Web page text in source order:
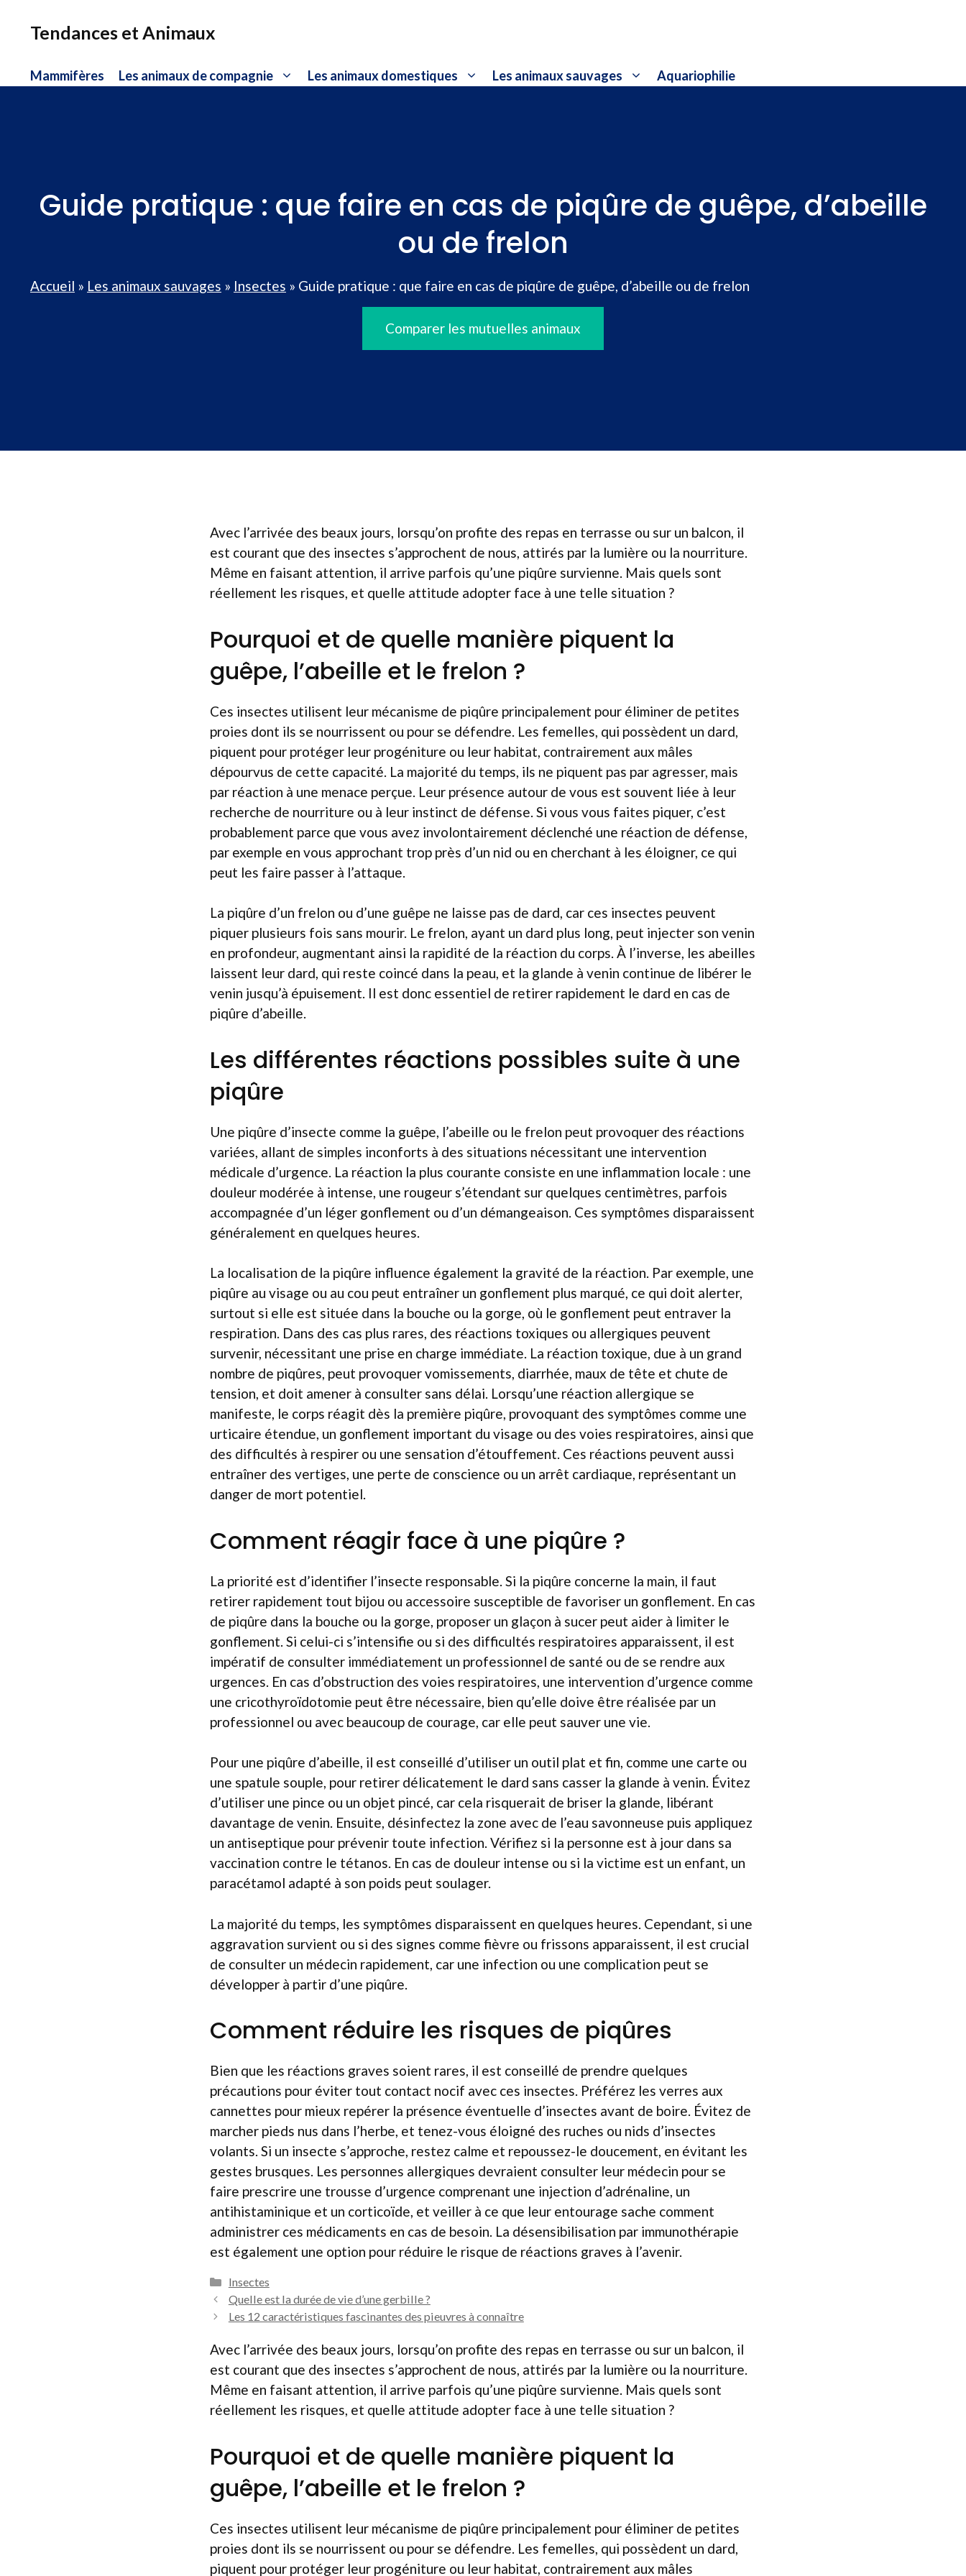
Tendances et Animaux
Mammifères Les animaux de compagnie Les animaux domestiques Les animaux sauvages Aquariophilie
Guide pratique : que faire en cas de piqûre de guêpe, d’abeille
ou de frelon
Accueil » Les animaux sauvages » Insectes » Guide pratique : que faire en cas de piqûre de guêpe, d’abeille ou de frelon
Comparer les mutuelles animaux
Avec l’arrivée des beaux jours, lorsqu’on profite des repas en terrasse ou sur un balcon, il
est courant que des insectes s’approchent de nous, attirés par la lumière ou la nourriture.
Même en faisant attention, il arrive parfois qu’une piqûre survienne. Mais quels sont
réellement les risques, et quelle attitude adopter face à une telle situation ?
Pourquoi et de quelle manière piquent la
guêpe, l’abeille et le frelon ?
Ces insectes utilisent leur mécanisme de piqûre principalement pour éliminer de petites
proies dont ils se nourrissent ou pour se défendre. Les femelles, qui possèdent un dard,
piquent pour protéger leur progéniture ou leur habitat, contrairement aux mâles
dépourvus de cette capacité. La majorité du temps, ils ne piquent pas par agresser, mais
par réaction à une menace perçue. Leur présence autour de vous est souvent liée à leur
recherche de nourriture ou à leur instinct de défense. Si vous vous faites piquer, c’est
probablement parce que vous avez involontairement déclenché une réaction de défense,
par exemple en vous approchant trop près d’un nid ou en cherchant à les éloigner, ce qui
peut les faire passer à l’attaque.
La piqûre d’un frelon ou d’une guêpe ne laisse pas de dard, car ces insectes peuvent
piquer plusieurs fois sans mourir. Le frelon, ayant un dard plus long, peut injecter son venin
en profondeur, augmentant ainsi la rapidité de la réaction du corps. À l’inverse, les abeilles
laissent leur dard, qui reste coincé dans la peau, et la glande à venin continue de libérer le
venin jusqu’à épuisement. Il est donc essentiel de retirer rapidement le dard en cas de
piqûre d’abeille.
Les différentes réactions possibles suite à une
piqûre
Une piqûre d’insecte comme la guêpe, l’abeille ou le frelon peut provoquer des réactions
variées, allant de simples inconforts à des situations nécessitant une intervention
médicale d’urgence. La réaction la plus courante consiste en une inflammation locale : une
douleur modérée à intense, une rougeur s’étendant sur quelques centimètres, parfois
accompagnée d’un léger gonflement ou d’un démangeaison. Ces symptômes disparaissent
généralement en quelques heures.
La localisation de la piqûre influence également la gravité de la réaction. Par exemple, une
piqûre au visage ou au cou peut entraîner un gonflement plus marqué, ce qui doit alerter,
surtout si elle est située dans la bouche ou la gorge, où le gonflement peut entraver la
respiration. Dans des cas plus rares, des réactions toxiques ou allergiques peuvent
survenir, nécessitant une prise en charge immédiate. La réaction toxique, due à un grand
nombre de piqûres, peut provoquer vomissements, diarrhée, maux de tête et chute de
tension, et doit amener à consulter sans délai. Lorsqu’une réaction allergique se
manifeste, le corps réagit dès la première piqûre, provoquant des symptômes comme une
urticaire étendue, un gonflement important du visage ou des voies respiratoires, ainsi que
des difficultés à respirer ou une sensation d’étouffement. Ces réactions peuvent aussi
entraîner des vertiges, une perte de conscience ou un arrêt cardiaque, représentant un
danger de mort potentiel.
Comment réagir face à une piqûre ?
La priorité est d’identifier l’insecte responsable. Si la piqûre concerne la main, il faut
retirer rapidement tout bijou ou accessoire susceptible de favoriser un gonflement. En cas
de piqûre dans la bouche ou la gorge, proposer un glaçon à sucer peut aider à limiter le
gonflement. Si celui-ci s’intensifie ou si des difficultés respiratoires apparaissent, il est
impératif de consulter immédiatement un professionnel de santé ou de se rendre aux
urgences. En cas d’obstruction des voies respiratoires, une intervention d’urgence comme
une cricothyroïdotomie peut être nécessaire, bien qu’elle doive être réalisée par un
professionnel ou avec beaucoup de courage, car elle peut sauver une vie.
Pour une piqûre d’abeille, il est conseillé d’utiliser un outil plat et fin, comme une carte ou
une spatule souple, pour retirer délicatement le dard sans casser la glande à venin. Évitez
d’utiliser une pince ou un objet pincé, car cela risquerait de briser la glande, libérant
davantage de venin. Ensuite, désinfectez la zone avec de l’eau savonneuse puis appliquez
un antiseptique pour prévenir toute infection. Vérifiez si la personne est à jour dans sa
vaccination contre le tétanos. En cas de douleur intense ou si la victime est un enfant, un
paracétamol adapté à son poids peut soulager.
La majorité du temps, les symptômes disparaissent en quelques heures. Cependant, si une
aggravation survient ou si des signes comme fièvre ou frissons apparaissent, il est crucial
de consulter un médecin rapidement, car une infection ou une complication peut se
développer à partir d’une piqûre.
Comment réduire les risques de piqûres
Bien que les réactions graves soient rares, il est conseillé de prendre quelques
précautions pour éviter tout contact nocif avec ces insectes. Préférez les verres aux
cannettes pour mieux repérer la présence éventuelle d’insectes avant de boire. Évitez de
marcher pieds nus dans l’herbe, et tenez-vous éloigné des ruches ou nids d’insectes
volants. Si un insecte s’approche, restez calme et repoussez-le doucement, en évitant les
gestes brusques. Les personnes allergiques devraient consulter leur médecin pour se
faire prescrire une trousse d’urgence comprenant une injection d’adrénaline, un
antihistaminique et un corticoïde, et veiller à ce que leur entourage sache comment
administrer ces médicaments en cas de besoin. La désensibilisation par immunothérapie
est également une option pour réduire le risque de réactions graves à l’avenir.
Catégories
Insectes
Quelle est la durée de vie d’une gerbille ?
Les 12 caractéristiques fascinantes des pieuvres à connaître
Avec l’arrivée des beaux jours, lorsqu’on profite des repas en terrasse ou sur un balcon, il
est courant que des insectes s’approchent de nous, attirés par la lumière ou la nourriture.
Même en faisant attention, il arrive parfois qu’une piqûre survienne. Mais quels sont
réellement les risques, et quelle attitude adopter face à une telle situation ?
Pourquoi et de quelle manière piquent la
guêpe, l’abeille et le frelon ?
Ces insectes utilisent leur mécanisme de piqûre principalement pour éliminer de petites
proies dont ils se nourrissent ou pour se défendre. Les femelles, qui possèdent un dard,
piquent pour protéger leur progéniture ou leur habitat, contrairement aux mâles